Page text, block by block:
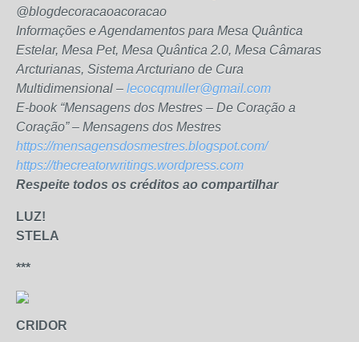
@blogdecoracaoacoracao
Informações e Agendamentos para Mesa Quântica
Estelar, Mesa Pet, Mesa Quântica 2.0, Mesa Câmaras
Arcturianas, Sistema Arcturiano de Cura
Multidimensional – lecocqmuller@gmail.com
E-book “Mensagens dos Mestres – De Coração a
Coração” – Mensagens dos Mestres
https://mensagensdosmestres.blogspot.com/
https://thecreatorwritings.wordpress.com
Respeite todos os créditos ao compartilhar
LUZ!
STELA
***
CRIDOR